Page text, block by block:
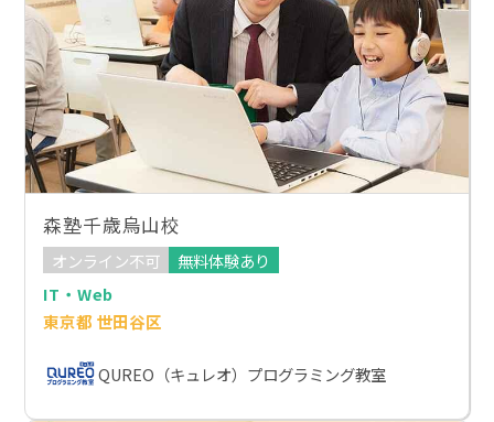
森塾千歳烏山校
オンライン不可
無料体験あり
IT・Web
東京都 世田谷区
QUREO（キュレオ）プログラミング教室